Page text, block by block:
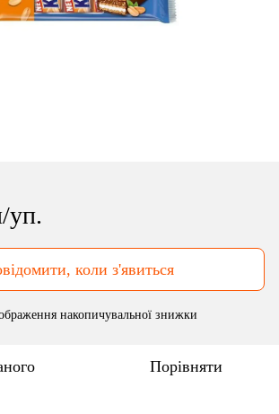
уп.
коли з'явиться
накопичувальної знижки
Порівняти